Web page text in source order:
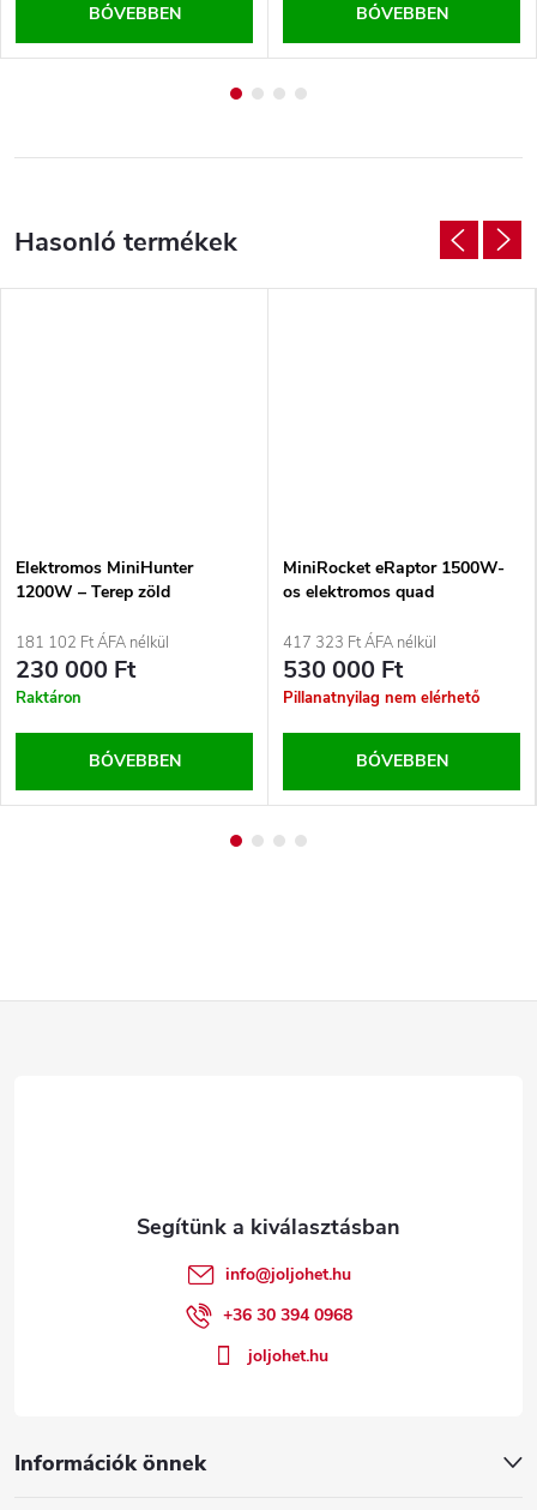
BŐVEBBEN BŐVEBBEN
Elektromos MiniHunter
1200W – Terep zöld
181 102 Ft ÁFA nélkül
230 000 Ft
Raktáron
BŐVEBBEN
MiniRocket eRaptor 1500W-
os elektromos quad
417 323 Ft ÁFA nélkül
530 000 Ft
Pillanatnyilag nem elérhető
BŐVEBBEN
Információk önnek
info@joljohet.hu
+36 30 394 0968
joljohet.hu